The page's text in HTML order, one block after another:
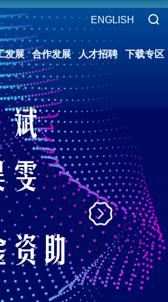
ENGLISH
发展 合作发展 人才招聘 下载专区